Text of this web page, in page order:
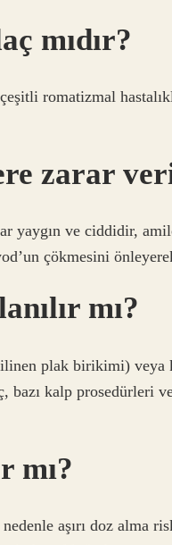
mıdır?
romatizmal
zarar
yaygın ve ciddidir,
çökmesini
mı?
plak birikimi) veya
bazı kalp prosedürleri
mı?
aşırı doz alma